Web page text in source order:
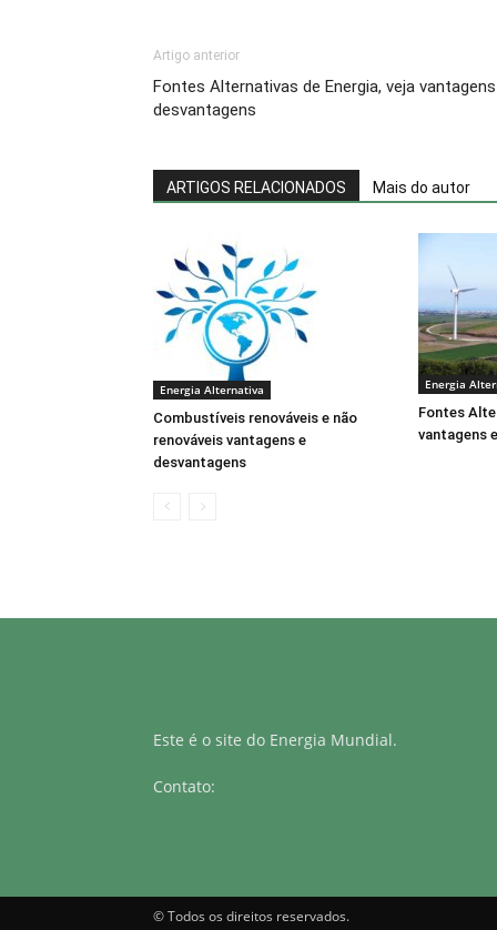
Artigo anterior
Fontes Alternativas de Energia, veja
desvantagens
ARTIGOS RELACIONADOS Mais do autor
Energia Alternativa
Combustíveis renováveis e não
renováveis vantagens e
desvantagens
Energia
Fontes
vantagens
Este é o site do Energia Mundial.
Contato:
© Todos os direitos reservados.